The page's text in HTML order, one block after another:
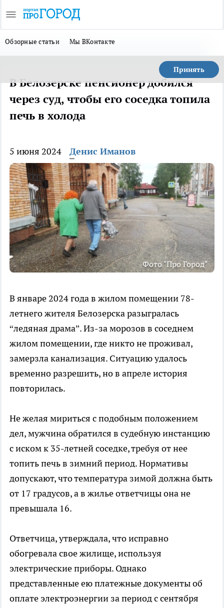
Обзорные статьи Мы ВКонтакте
Принять
В Белозерске пенсионер добился
через суд, чтобы его соседка топила
печь в холода
5 июня 2024 Денис Иманов
Фото "Про Город"
В январе 2024 года в жилом помещении 78-
летнего жителя Белозерска разыгралась
“ледяная драма”. Из-за морозов в соседнем
жилом помещении, где никто не проживал,
замерзла канализация. Ситуацию удалось
временно разрешить, но в апреле история
повторилась.
Не желая мириться с подобным положением
дел, мужчина обратился в судебную инстанцию
с иском к 35-летней соседке, требуя от нее
топить печь в зимний период. Нормативы
допускают, что температура зимой должна быть
от 17 градусов, а в жилье ответчицы она не
превышала 16.
Ответчица, утверждала, что исправно
обогревала свое жилище, используя
электрические приборы. Однако
представленные ею платежные документы об
оплате электроэнергии за период с сентября